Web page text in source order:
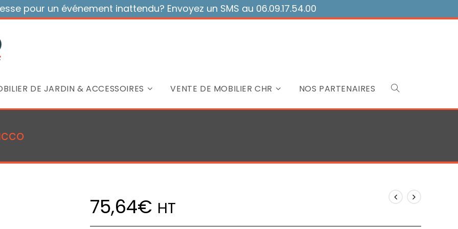
pour un événement inattendu? Envoyez un SMS au 06.09.17.54.00
DE JARDIN & ACCESSOIRES VENTE DE MOBILIER CHR NOS PARTENAIRES Toggle
search
75,64€ HT